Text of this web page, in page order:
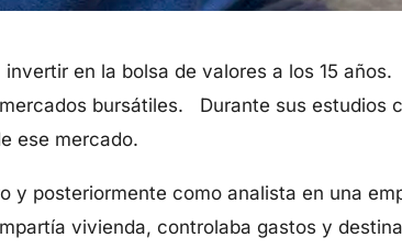
en la bolsa de valores a los 15
bursátiles. Durante sus estudios
ese mercado.
y posteriormente como analista en una
vivienda, controlaba gastos y